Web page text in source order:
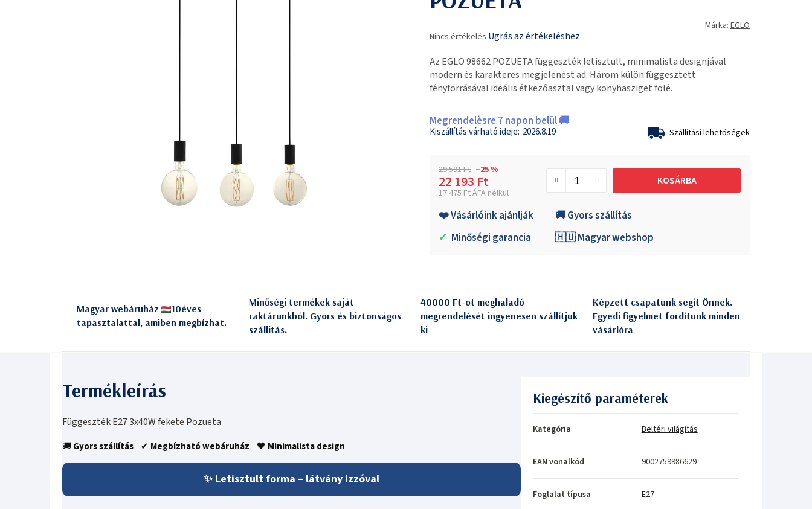
termék
értékelése
5-
ből
csillag.
Nincs értékelés Ugrás az értékeléshez
Márka: EGLO
Az EGLO 98662 POZUETA függeszték letisztult, minimalista designjával
modern és karakteres megjelenést ad. Három külön függesztett
fényforrásával ideális étkezőasztal vagy konyhasziget fölé.
Megrendelèsre 7 napon belül 🚚
2026.8.19 Szállítási lehetőségek
29 591 Ft –25 %
22 193 Ft
17 475 Ft ÁFA nélkül
KOSÁRBA
❤️ Vásárlóink ajánlják
🚚 Gyors szállítás
✓ Minőségi garancia 🇭🇺 Magyar webshop
Magyar webáruház
10éves
tapasztalattal, amiben megbízhat.
Minőségi termékek saját
raktárunkból. Gyors és biztonságos
szállitás.
40000 Ft-ot meghaladó
megrendelését ingyenesen szállítjuk
ki
Képzett csapatunk segít Önnek.
Egyedi figyelmet fordítunk minden
vásárlóra
Függeszték E27 3x40W fekete Pozueta
🚚 Gyors szállítás ✔ Megbízható webáruház 🖤 Minimalista design
✨ Letisztult forma – látvány izzóval
Kiegészítő paraméterek
Kategória Beltéri világítás
EAN vonalkód 9002759986629
Foglalat típusa E27